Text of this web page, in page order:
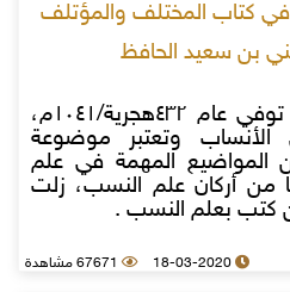
كتاب المختلف والمؤتلف
بن سعيد الحافظ
جعفر المستغفري الذي توفي عام ٤٣٢هجرية/١٠٤١م،
وتعتبر موضوعة
المواضيع المهمة في علم
من أركان علم النسب، زلت
كتب بعلم النسب .
18-03-2020 67671 مشاهدة